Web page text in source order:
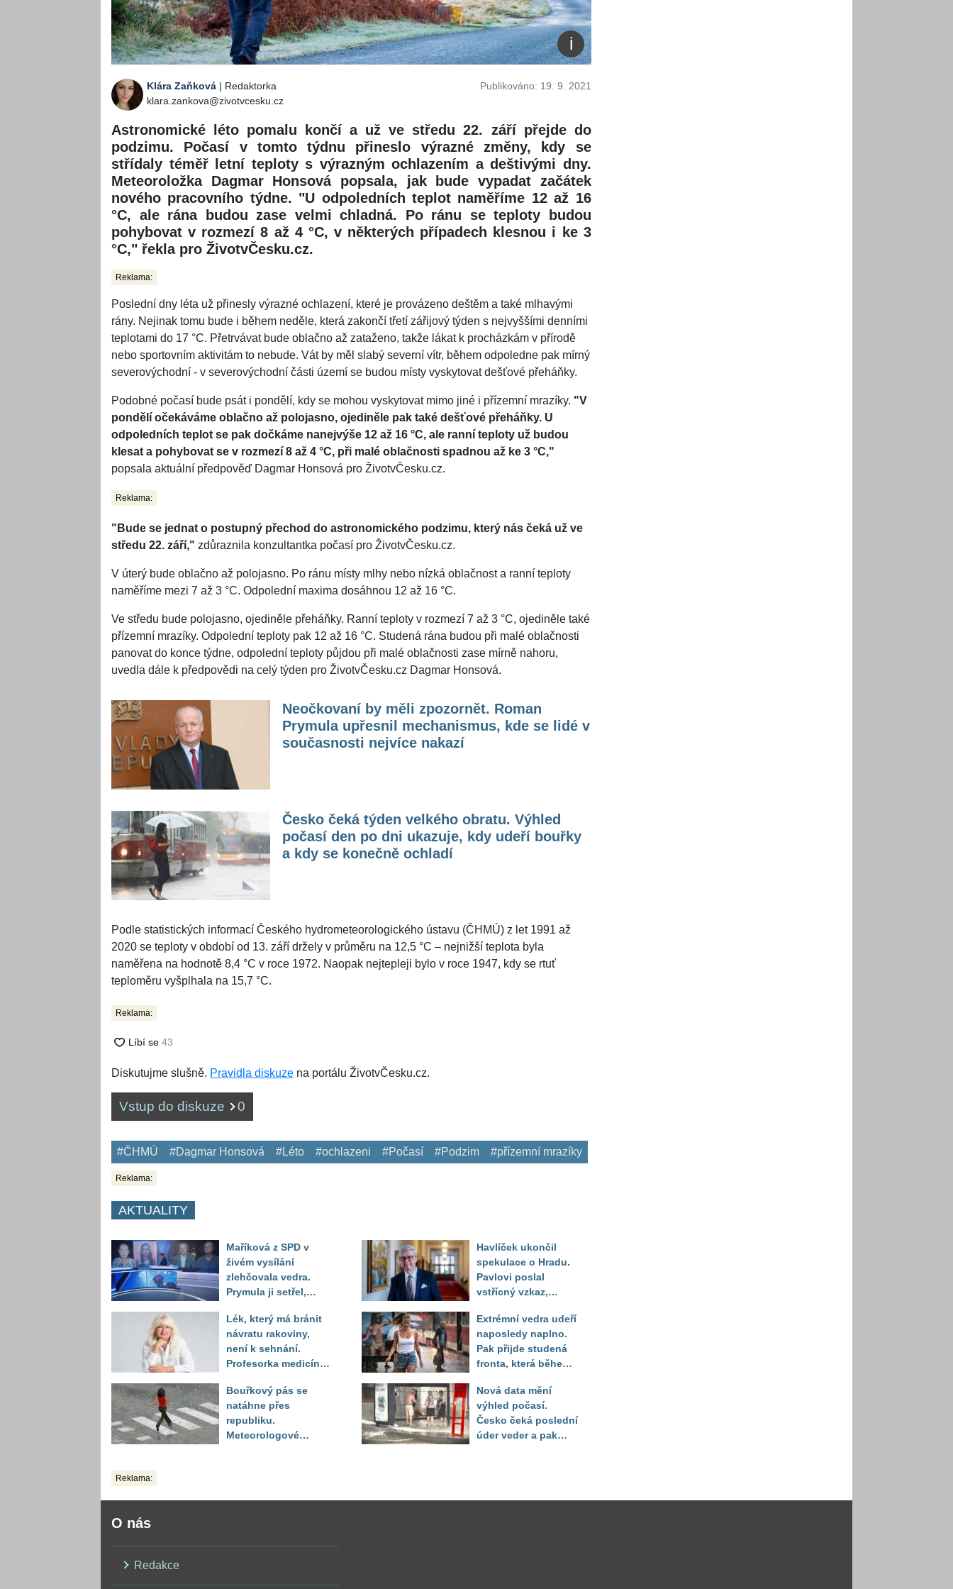
Klára Zaňková | Redaktorka
klara.zankova@zivotvcesku.cz
Publikováno: 19. 9. 2021
Astronomické léto pomalu končí a už ve středu 22. září přejde do
podzimu. Počasí v tomto týdnu přineslo výrazné změny, kdy se
střídaly téměř letní teploty s výrazným ochlazením a deštivými dny.
Meteoroložka Dagmar Honsová popsala, jak bude vypadat začátek
nového pracovního týdne. "U odpoledních teplot naměříme 12 až 16
°C, ale rána budou zase velmi chladná. Po ránu se teploty budou
pohybovat v rozmezí 8 až 4 °C, v některých případech klesnou i ke 3
°C," řekla pro ŽivotvČesku.cz.
Reklama:
Poslední dny léta už přinesly výrazné ochlazení, které je provázeno deštěm a také mlhavými
rány. Nejinak tomu bude i během neděle, která zakončí třetí zářijový týden s nejvyššími denními
teplotami do 17 °C. Přetrvávat bude oblačno až zataženo, takže lákat k procházkám v přírodě
nebo sportovním aktivitám to nebude. Vát by měl slabý severní vítr, během odpoledne pak mírný
severovýchodní - v severovýchodní části území se budou místy vyskytovat dešťové přeháňky.
Podobné počasí bude psát i pondělí, kdy se mohou vyskytovat mimo jiné i přízemní mrazíky. "V
pondělí očekáváme oblačno až polojasno, ojediněle pak také dešťové přeháňky. U
odpoledních teplot se pak dočkáme nanejvýše 12 až 16 °C, ale ranní teploty už budou
klesat a pohybovat se v rozmezí 8 až 4 °C, při malé oblačnosti spadnou až ke 3 °C,"
popsala aktuální předpověď Dagmar Honsová pro ŽivotvČesku.cz.
Reklama:
"Bude se jednat o postupný přechod do astronomického podzimu, který nás čeká už ve
středu 22. září," zdůraznila konzultantka počasí pro ŽivotvČesku.cz.
V úterý bude oblačno až polojasno. Po ránu místy mlhy nebo nízká oblačnost a ranní teploty
naměříme mezi 7 až 3 °C. Odpolední maxima dosáhnou 12 až 16 °C.
Ve středu bude polojasno, ojediněle přeháňky. Ranní teploty v rozmezí 7 až 3 °C, ojediněle také
přízemní mrazíky. Odpolední teploty pak 12 až 16 °C. Studená rána budou při malé oblačnosti
panovat do konce týdne, odpolední teploty půjdou při malé oblačnosti zase mírně nahoru,
uvedla dále k předpovědi na celý týden pro ŽivotvČesku.cz Dagmar Honsová.
Neočkovaní by měli zpozornět. Roman
Prymula upřesnil mechanismus, kde se lidé v
současnosti nejvíce nakazí
Česko čeká týden velkého obratu. Výhled
počasí den po dni ukazuje, kdy udeří bouřky
a kdy se konečně ochladí
Podle statistických informací Českého hydrometeorologického ústavu (ČHMÚ) z let 1991 až
2020 se teploty v období od 13. září držely v průměru na 12,5 °C – nejnižší teplota byla
naměřena na hodnotě 8,4 °C v roce 1972. Naopak nejtepleji bylo v roce 1947, kdy se rtuť
teploměru vyšplhala na 15,7 °C.
Reklama:
Diskutujme slušně. Pravidla diskuze na portálu ŽivotvČesku.cz.
Vstup do diskuze 0
#ČHMÚ #Dagmar Honsová #Léto #ochlazeni #Počasí #Podzim #přízemní mrazíky
Reklama:
AKTUALITY
Maříková z SPD v
živém vysílání
zlehčovala vedra.
Prymula ji setřel,
číslo
Lék, který má bránit
návratu rakoviny,
není k sehnání.
Profesorka medicíny
pacientka
Bouřkový pás se
natáhne přes
republiku.
Meteorologové
Havlíček ukončil
spekulace o Hradu.
Pavlovi poslal
vstřícný vzkaz,
setřel
Extrémní vedra udeří
naposledy naplno.
Pak přijde studená
fronta, která během
počasí
Nová data mění
výhled počasí.
Česko čeká poslední
úder veder a pak
Reklama:
O nás
Redakce